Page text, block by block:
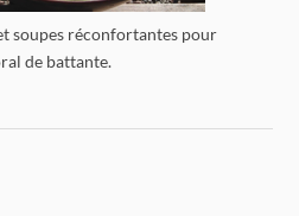
soupes réconfortantes pour
de battante.